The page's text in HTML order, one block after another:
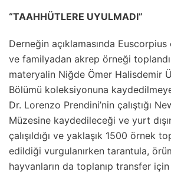
“TAAHHÜTLERE UYULMADI”
Derneğin açıklamasında Euscorpius
ve familyadan akrep örneği
materyalin Niğde Ömer Halisdemir
Bölümü koleksiyonuna
Dr. Lorenzo Prendini’nin çalıştığı
Müzesine kaydedileceği ve yurt
çalışıldığı ve yaklaşık 1500 örnek
edildiği vurgulanırken tarantula,
hayvanların da toplanıp transfer için